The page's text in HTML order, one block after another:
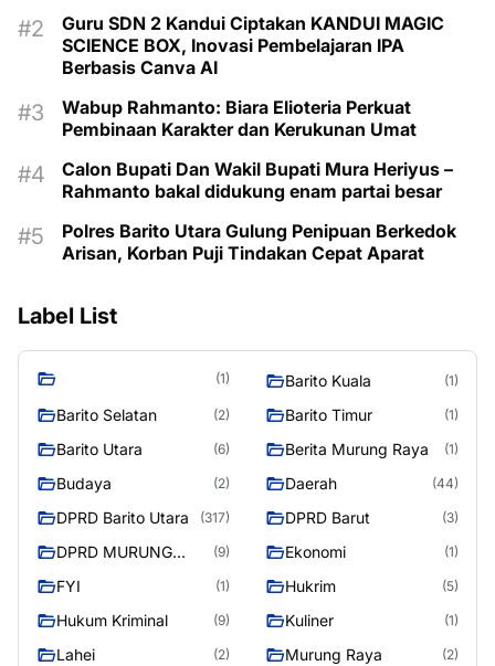
Guru SDN 2 Kandui Ciptakan KANDUI MAGIC
SCIENCE BOX, Inovasi Pembelajaran IPA
Berbasis Canva AI
Wabup Rahmanto: Biara Elioteria Perkuat
Pembinaan Karakter dan Kerukunan Umat
Calon Bupati Dan Wakil Bupati Mura Heriyus –
Rahmanto bakal didukung enam partai besar
Polres Barito Utara Gulung Penipuan Berkedok
Arisan, Korban Puji Tindakan Cepat Aparat
Label List
(1) Barito Kuala (1)
Barito Selatan (2) Barito Timur (1)
Barito Utara (6) Berita Murung Raya (1)
Budaya (2) Daerah (44)
DPRD Barito Utara (317) DPRD Barut (3)
DPRD MURUNG
(9) Ekonomi (1)
FYI (1) Hukrim (5)
Hukum Kriminal (9) Kuliner (1)
Lahei (2) Murung Raya (2)